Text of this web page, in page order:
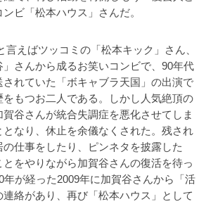
ビ「松本ハウス」さんだ。
言えばツッコミの「松本キック」さん、
さんから成るお笑いコンビで、90年代
れていた「ボキャブラ天国」の出演で
もつお二人である。しかし人気絶頂の
谷さんが統合失調症を悪化させてしま
なり、休止を余儀なくされた。残され
仕事をしたり、ピンネタを披露した
とをやりながら加賀谷さんの復活を待っ
年が経った2009年に加賀谷さんから「活
絡があり、再び「松本ハウス」として